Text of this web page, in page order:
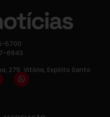
5700
6943
275, Vitória, Espírito Santo